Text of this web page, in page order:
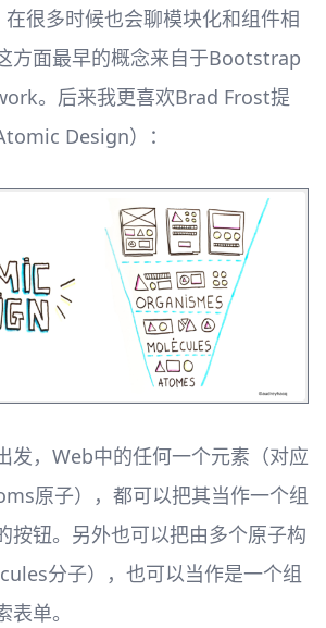
在很多时候也会聊模块化和组件相
方面最早的概念来自于Bootstrap
。后来我更喜欢Brad Frost提
Design）：
发，Web中的任何一个元素（对应
原子），都可以把其当作一个组
按钮。另外也可以把由多个原子构
分子），也可以当作是一个组
单。